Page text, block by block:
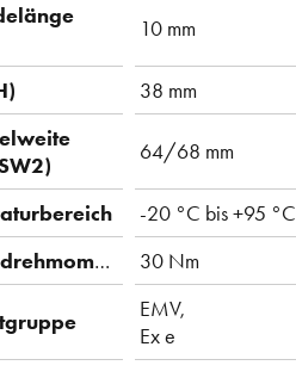
10 mm
38 mm
64/68 mm
-20 °C bis +95 °C
Anzugsdrehmoment
30 Nm
EMV,
Ex e